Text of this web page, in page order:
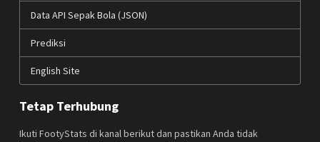
Data API Sepak Bola (JSON)
Prediksi
English Site
Tetap Terhubung
Ikuti FootyStats di kanal berikut dan pastikan Anda tidak